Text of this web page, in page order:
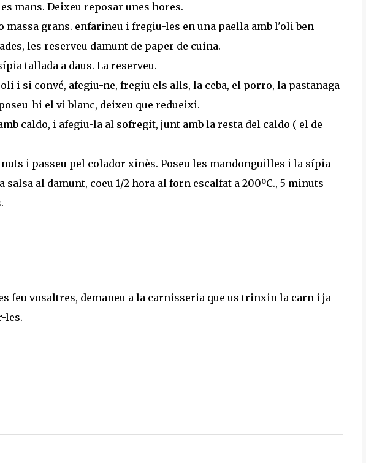
mans. Deixeu reposar unes hores.
massa grans. enfarineu i fregiu-les en una paella amb l'oli ben
les reserveu damunt de paper de cuina.
tallada a daus. La reserveu.
i si convé, afegiu-ne, fregiu els alls, la ceba, el porro, la pastanaga
hi el vi blanc, deixeu que redueixi.
caldo, i afegiu-la al sofregit, junt amb la resta del caldo ( el de
i passeu pel colador xinès. Poseu les mandonguilles i la sípia
salsa al damunt, coeu 1/2 hora al forn escalfat a 200ºC., 5 minuts
feu vosaltres, demaneu a la carnisseria que us trinxin la carn i ja
les.